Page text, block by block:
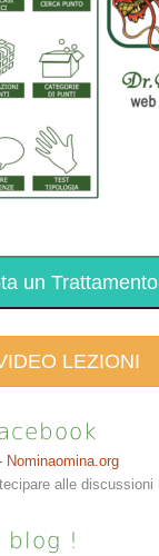
un Trattamento
LEZIONI
Nominaomina.org
alle discussioni
blog !